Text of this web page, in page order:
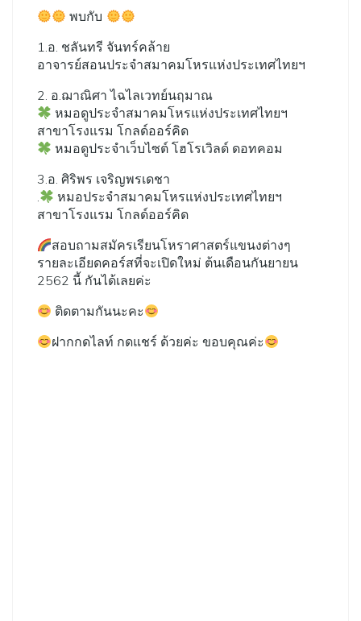
พบกับ
1.อ. ชลันทรี จันทร์คล้าย
อาจารย์สอนประจำสมาคมโหรแห่งประเทศไทยฯ
2. อ.ฌาณิศา ไฉไลเวทย์นฤมาณ
หมอดูประจำสมาคมโหรแห่งประเทศไทยฯ
สาขาโรงแรม โกลด์ออร์คิด
หมอดูประจำเว็บไซต์ โฮโรเวิลด์ ดอทคอม
3.อ. ศิริพร เจริญพรเดชา
.
หมอประจำสมาคมโหรแห่งประเทศไทยฯ
สาขาโรงแรม โกลด์ออร์คิด
สอบถามสมัครเรียนโหราศาสตร์แขนงต่างๆ
รายละเอียดคอร์สที่จะเปิดใหม่ ต้นเดือนกันยายน
2562 นี้ กันได้เลยค่ะ
ติดตามกันนะคะ
ฝากกดไลท์ กดแชร์ ด้วยค่ะ ขอบคุณค่ะ